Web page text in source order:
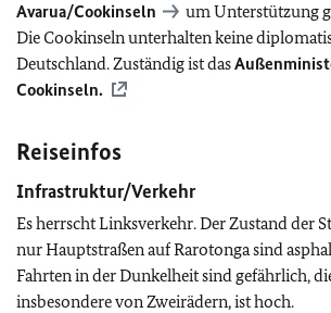
Avarua/Cookinseln
um Unterstützung
Die Cookinseln unterhalten keine
Deutschland. Zuständig ist das
Cookinseln.
Reiseinfos
Infrastruktur/Verkehr
Es herrscht Linksverkehr. Der Zustand der
nur Hauptstraßen auf Rarotonga sind
Fahrten in der Dunkelheit sind gefährlich,
insbesondere von Zweirädern, ist hoch.